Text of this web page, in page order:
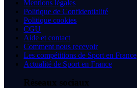
Mentions légales
Politique de Confidentialité
Politique cookies
CGU
Aide et contact
Comment nous recevoir
Les compétitions de Sport en France
Actualité de Sport en France
Réseaux sociaux